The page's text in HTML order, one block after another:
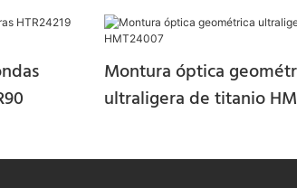
Montura óptica
ultraligera de titanio